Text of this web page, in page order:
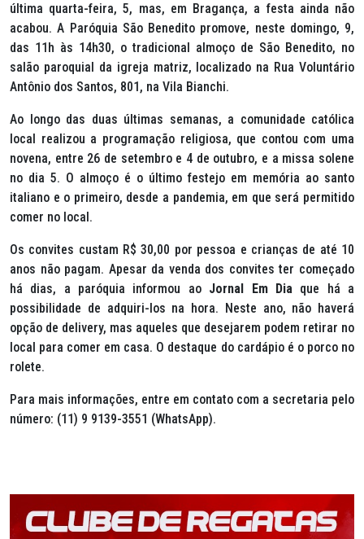
última quarta-feira, 5, mas, em Bragança, a festa ainda não
acabou. A Paróquia São Benedito promove, neste domingo, 9,
das 11h às 14h30, o tradicional almoço de São Benedito, no
salão paroquial da igreja matriz, localizado na Rua Voluntário
Antônio dos Santos, 801, na Vila Bianchi.
Ao longo das duas últimas semanas, a comunidade católica
local realizou a programação religiosa, que contou com uma
novena, entre 26 de setembro e 4 de outubro, e a missa solene
no dia 5. O almoço é o último festejo em memória ao santo
italiano e o primeiro, desde a pandemia, em que será permitido
comer no local.
Os convites custam R$ 30,00 por pessoa e crianças de até 10
anos não pagam. Apesar da venda dos convites ter começado
há dias, a paróquia informou ao Jornal Em Diaque há a
possibilidade de adquiri-los na hora. Neste ano, não haverá
opção de delivery, mas aqueles que desejarem podem retirar no
local para comer em casa. O destaque do cardápio é o porco no
rolete.
Para mais informações, entre em contato com a secretaria pelo
número: (11) 9 9139-3551 (WhatsApp).